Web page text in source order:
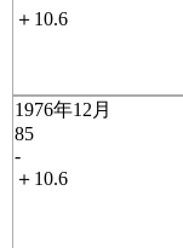
＋10.6
1976年12月
85
-
＋10.6